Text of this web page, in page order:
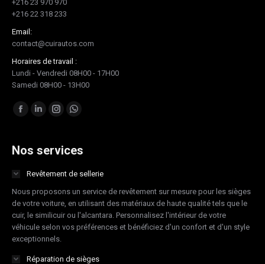
+216 23 970 970
+216 22 318 233
Email:
contact@cuirautos.com
Horaires de travail :
Lundi - Vendredi 08H00 - 17H00
Samedi 08H00 - 13H00
Trouvez nous sur :
Facebook
opens
new
window
LinkedIn
opens
new
window
Instagram
opens
new
window
Whatsapp
opens
new
window
Nos services
Revêtement de sellerie
Nous proposons un service de revêtement sur mesure pour les sièges
de votre voiture, en utilisant des matériaux de haute qualité tels que le
cuir, le similicuir ou l'alcantara. Personnalisez l'intérieur de votre
véhicule selon vos préférences et bénéficiez d'un confort et d'un style
exceptionnels.
Réparation de sièges